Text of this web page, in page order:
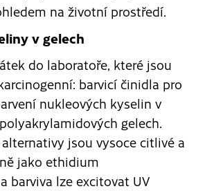
na životní prostředí.
v gelech
do laboratoře, které jsou
barvicí činidla pro
nukleových kyselin v
gelech.
jsou vysoce citlivé a
jako ethidium
barviva lze excitovat UV